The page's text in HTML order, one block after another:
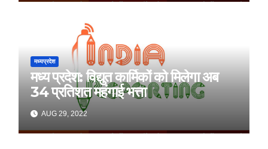
मध्यप्रदेश
मध्य प्रदेश: विद्युत कार्मिकों को मिलेगा अब
34 प्रतिशत महंगाई भत्ता
AUG 29, 2022